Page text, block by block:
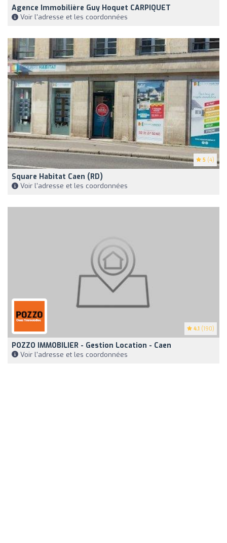
Agence Immobilière Guy Hoquet CARPIQUET
Voir l'adresse et les coordonnées
5 (4)
Square Habitat Caen (RD)
Voir l'adresse et les coordonnées
4.1 (190)
POZZO IMMOBILIER - Gestion Location - Caen
Voir l'adresse et les coordonnées